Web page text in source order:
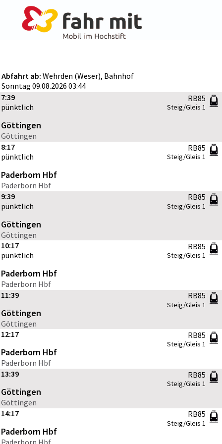
Abfahrt ab: Wehrden (Weser), Bahnhof
Sonntag 09.08.2026 03:44
7:39
pünktlich
RB85
Göttingen
Steig/Gleis 1
Göttingen
8:17
pünktlich
RB85
Paderborn Hbf
Steig/Gleis 1
Paderborn Hbf
9:39
pünktlich
RB85
Göttingen
Steig/Gleis 1
Göttingen
10:17
pünktlich
RB85
Paderborn Hbf
Steig/Gleis 1
Paderborn Hbf
11:39
RB85
Göttingen
Steig/Gleis 1
Göttingen
12:17
RB85
Paderborn Hbf
Steig/Gleis 1
Paderborn Hbf
13:39
RB85
Göttingen
Steig/Gleis 1
Göttingen
14:17
RB85
Paderborn Hbf
Steig/Gleis 1
Paderborn Hbf